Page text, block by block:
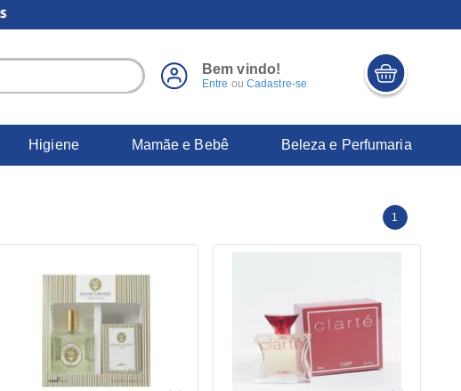
Bem vindo!
Entre ou Cadastre-se
Higiene Mamãe e Bebê Beleza e Perfumaria
1